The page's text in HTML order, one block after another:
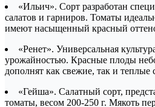
«Ильич». Сорт разработан
салатов и гарниров. Томаты
имеют насыщенный красный
«Ренет». Универсальная
урожайностью. Красные плоды
дополнят как свежие, так и теплые
«Гейша». Салатный сорт,
томаты, весом 200-250 г. Мякоть